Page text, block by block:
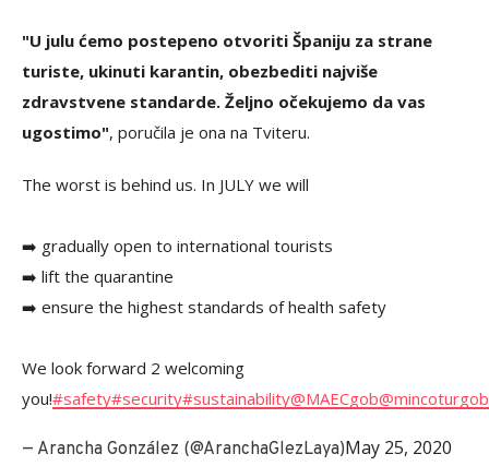
"U julu ćemo postepeno otvoriti Španiju za strane
turiste, ukinuti karantin, obezbediti najviše
zdravstvene standarde. Željno očekujemo da vas
ugostimo", poručila je ona na Tviteru.
The worst is behind us. In JULY we will
➡️ gradually open to international tourists
➡️ lift the quarantine
➡️ ensure the highest standards of health safety
We look forward 2 welcoming
you!#safety#security#sustainability@MAECgob@mincoturgob
— Arancha González (@AranchaGlezLaya)May 25, 2020